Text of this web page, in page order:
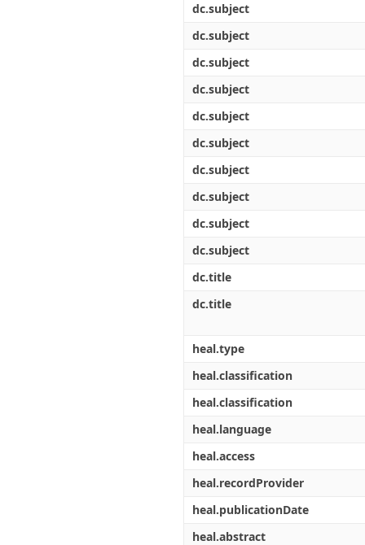
dc.subject
dc.subject
dc.subject
dc.subject
dc.subject
dc.subject
dc.subject
dc.subject
dc.subject
dc.subject
dc.title
dc.title
heal.type
heal.classification
heal.classification
heal.language
heal.access
heal.recordProvider
heal.publicationDate
heal.abstract